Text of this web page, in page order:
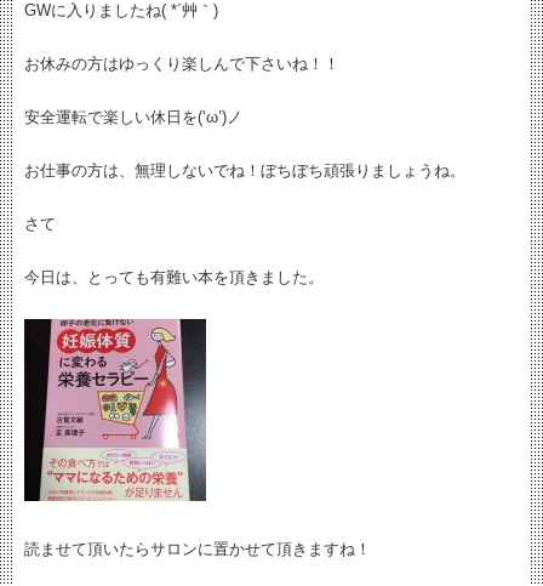
GWに入りましたね( *´艸｀)
お休みの方はゆっくり楽しんで下さいね！！
安全運転で楽しい休日を(‘ω’)ノ
お仕事の方は、無理しないでね！ぼちぼち頑張りましょうね。
さて
今日は、とっても有難い本を頂きました。
読ませて頂いたらサロンに置かせて頂きますね！